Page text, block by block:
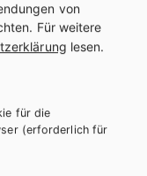
von
Für weitere
lesen.
für die
(erforderlich für